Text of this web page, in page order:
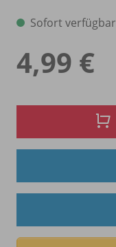
Sofort verfügbar
4,99 €